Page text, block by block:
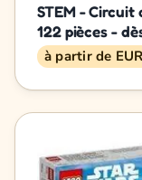
STEM -
122 pièces -
à partir de